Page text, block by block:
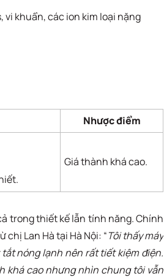
vi khuẩn, các ion kim loại nặng
Nhược điểm
Giá thành khá cao.
trong thiết kế lẫn tính năng. Chính
Lan Hà tại Hà Nội: “Tôi thấy máy
nóng lạnh nên rất tiết kiệm điện.
khá cao nhưng nhìn chung tôi vẫn